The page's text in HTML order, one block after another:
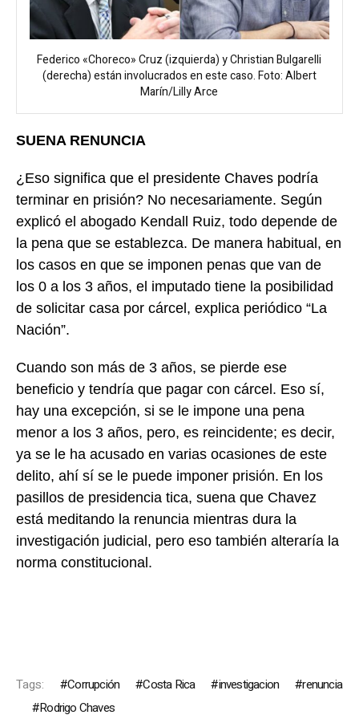
Federico «Choreco» Cruz (izquierda) y Christian Bulgarelli
(derecha) están involucrados en este caso. Foto: Albert
Marín/Lilly Arce
SUENA RENUNCIA
¿Eso significa que el presidente Chaves podría
terminar en prisión? No necesariamente. Según
explicó el abogado Kendall Ruiz, todo depende de
la pena que se establezca. De manera habitual, en
los casos en que se imponen penas que van de
los 0 a los 3 años, el imputado tiene la posibilidad
de solicitar casa por cárcel, explica periódico “La
Nación”.
Cuando son más de 3 años, se pierde ese
beneficio y tendría que pagar con cárcel. Eso sí,
hay una excepción, si se le impone una pena
menor a los 3 años, pero, es reincidente; es decir,
ya se le ha acusado en varias ocasiones de este
delito, ahí sí se le puede imponer prisión. En los
pasillos de presidencia tica, suena que Chavez
está meditando la renuncia mientras dura la
investigación judicial, pero eso también alteraría la
norma constitucional.
Tags: Corrupción Costa Rica investigacion
renuncia
Rodrigo Chaves